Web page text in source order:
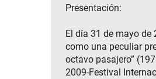
Presentación:
El día 31 de mayo
como una peculiar
octavo pasajero”
2009-Festival